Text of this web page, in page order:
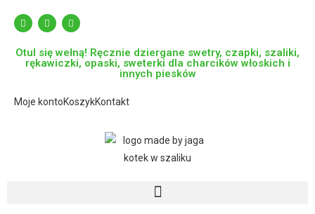
Otul się wełną! Ręcznie dziergane swetry, czapki, szaliki,
rękawiczki, opaski, sweterki dla charcików włoskich i
innych piesków
Moje kontoKoszykKontakt